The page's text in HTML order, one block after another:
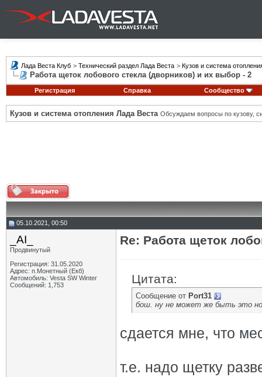
Лада Веста Клуб > Технический раздел Лада Веста > Кузов и система
Работа щеток лобового стекла (дворников) и их выбор - 2
Регистрация Справка Сообщество
Кузов и система отопления Лада Веста Обсуждаем вопросы по кузову,
05.10.2021, 00:50
_AI_
Продвинутый
Регистрация: 31.05.2020
Адрес: п.Монетный (Екб)
Автомобиль: Vesta SW Winter
Сообщений: 1,753
Re: Работа щеток
Цитата:
Сообщение от Port31
бош. ну не может же быть это
сдается мне, что
т.е. надо щетку